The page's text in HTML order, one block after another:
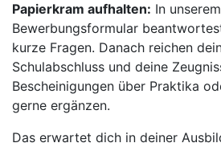
Papierkram aufhalten: In unserem
Bewerbungsformular
kurze Fragen. Danach reichen
Schulabschluss und deine
Bescheinigungen über Praktika
gerne ergänzen.
Das erwartet dich in deiner